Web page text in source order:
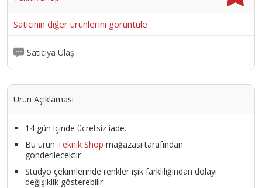
Satıcının diğer ürünlerini görüntüle
Satıcıya Ulaş
Ürün Açıklaması
14 gün içinde ücretsiz iade.
Bu ürün Teknik Shop mağazası tarafından
gönderilecektir
Stüdyo çekimlerinde renkler ışık farklılığından dolayı
değişiklik gösterebilir.